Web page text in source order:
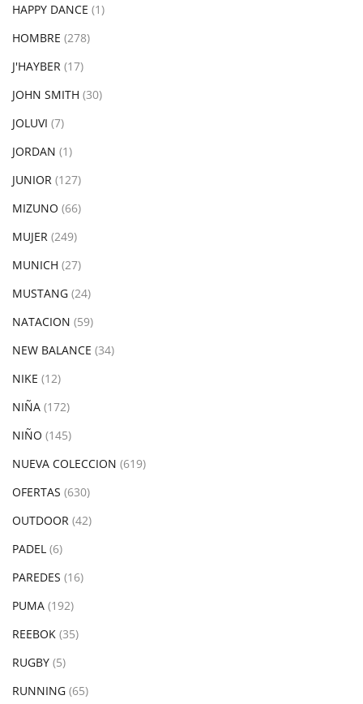
HAPPY DANCE (1)
HOMBRE (278)
J'HAYBER (17)
JOHN SMITH (30)
JOLUVI (7)
JORDAN (1)
JUNIOR (127)
MIZUNO (66)
MUJER (249)
MUNICH (27)
MUSTANG (24)
NATACION (59)
NEW BALANCE (34)
NIKE (12)
NIÑA (172)
NIÑO (145)
NUEVA COLECCION (619)
OFERTAS (630)
OUTDOOR (42)
PADEL (6)
PAREDES (16)
PUMA (192)
REEBOK (35)
RUGBY (5)
RUNNING (65)